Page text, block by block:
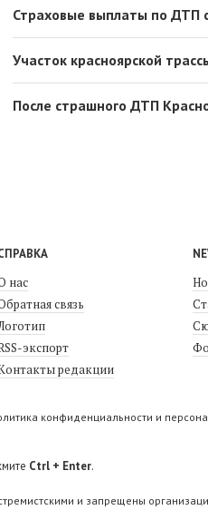
Страховые выплаты по ДТП
Участок красноярской
После страшного ДТП
нас
связь
экспорт
редакции
конфиденциальности и
Ctrl + Enter.
и запрещены